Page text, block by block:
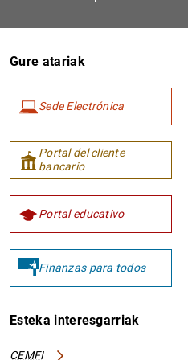
Gure atariak
Sede Electrónica
Portal del cliente
bancario
Portal educativo
Finanzas para todos
Esteka interesgarriak
CEMFI